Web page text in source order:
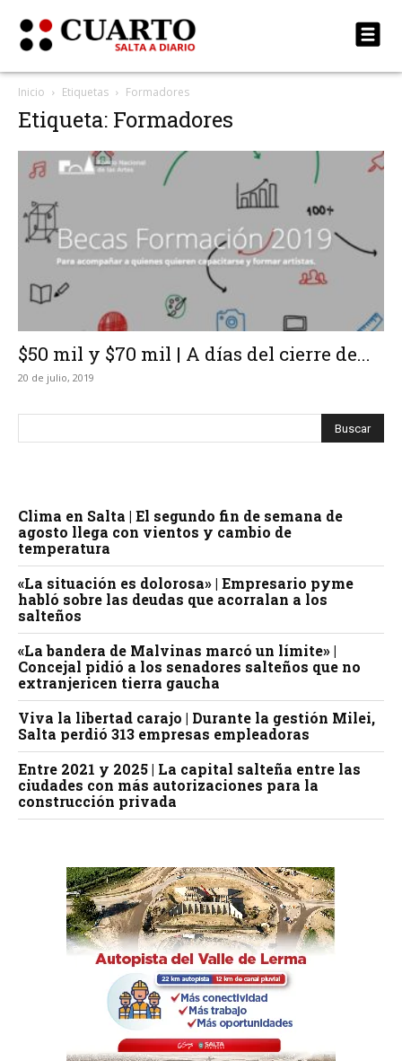
Inicio Etiquetas Formadores
Etiqueta: Formadores
$50 mil y $70 mil | A días del cierre de...
20 de julio, 2019
Clima en Salta | El segundo fin de semana de
agosto llega con vientos y cambio de
temperatura
«La situación es dolorosa» | Empresario pyme
habló sobre las deudas que acorralan a los
salteños
«La bandera de Malvinas marcó un límite» |
Concejal pidió a los senadores salteños que no
extranjericen tierra gaucha
Viva la libertad carajo | Durante la gestión Milei,
Salta perdió 313 empresas empleadoras
Entre 2021 y 2025 | La capital salteña entre las
ciudades con más autorizaciones para la
construcción privada